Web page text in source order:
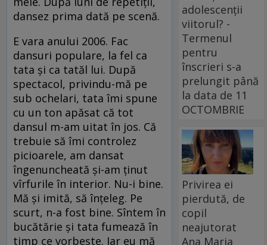
dansez prima dată pe scenă.
E vara anului 2006. Fac
dansuri populare, la fel ca
tata și ca tatăl lui. După
spectacol, privindu-mă pe
sub ochelari, tata îmi spune
cu un ton apăsat că tot
dansul m-am uitat în jos. Că
trebuie să îmi controlez
picioarele, am dansat
îngenuncheată și-am ținut
vîrfurile în interior. Nu-i bine.
Mă și imită, să înțeleg. Pe
scurt, n-a fost bine. Sîntem în
bucătărie și tata fumează în
timp ce vorbește. Iar eu mă
adolescenții
viitorul? -
Termenul
pentru
înscrieri s-a
prelungit până
la data de 11
OCTOMBRIE
Privirea ei
pierdută, de
copil
neajutorat
Ana Maria